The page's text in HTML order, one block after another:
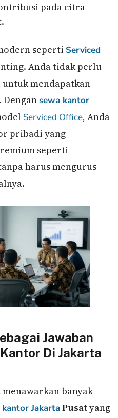
pada citra
seperti Serviced
Anda tidak perlu
mendapatkan
sewa kantor
Serviced Office, Anda
pribadi yang
seperti
harus mengurus
Jawaban
Di Jakarta
menawarkan banyak
JakartaPusatyang